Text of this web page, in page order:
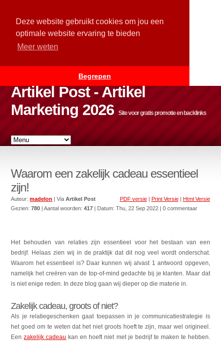
Deze website gebruikt cookies om jou een
optimale website ervaring te bieden
Meer weten
Begrepen
Artikel Post - Artikel
Marketing 2026
Site voor gratis promotie en backlinks
Waarom een zakelijk cadeau essentieel
zijn!
PDF versie| Print Versie| Html Versie
Auteur:madelon | ViaArtikel Post
Gezien:780 | Aantal woorden:417 | Datum:Thu, 22 Sep 2022 | 0 commentaar
Het behouden van relaties zijn essentieel voor het bestaan van een
bedrijf. Helaas zien wij in de praktijk dat dit nog veel wordt onderschat.
Waarom het essentieel is? Daar kunnen wij alvast 1 antwoord opgeven,
namelijk het creëren van de top-of-mind gedachte bij je klanten. Maar dat
is niet enige reden. In deze blog gaan wij dieper op die materie in.
Zakelijk cadeau, groots of niet?
Als je relatiegeschenken gaat toepassen in je communicatiestrategie is
het goed om te weten dat het niet groots hoeft te zijn, maar wel origineel.
Eenzakelijk cadeau kan en hoeft niet met je bedrijf te maken te hebben.